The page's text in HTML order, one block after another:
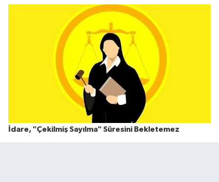
İdare, "Çekilmiş Sayılma" Süresini Bekletemez